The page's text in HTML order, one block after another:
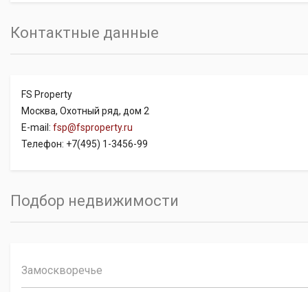
Контактные данные
FS Property
Москва, Охотный ряд, дом 2
E-mail: fsp@fsproperty.ru
Телефон: +7(495) 1-3456-99
Подбор недвижимости
Замоскворечье